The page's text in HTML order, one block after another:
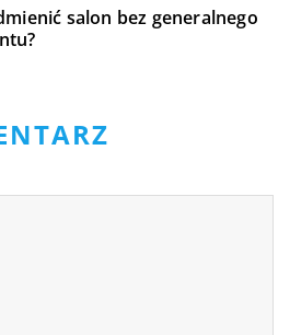
salon bez generalnego